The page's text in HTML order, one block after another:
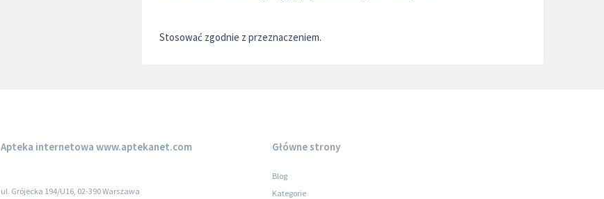
Stosować zgodnie z przeznaczeniem.
Apteka internetowa www.aptekanet.com
ul. Grójecka 194/U16, 02-390 Warszawa
Główne strony
Blog
Kategorie